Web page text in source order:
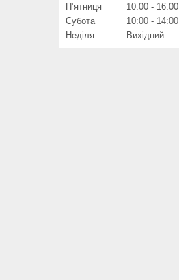
Пʼятниця
10:00 16:00
Субота
10:00 14:00
Неділя
Вихідний